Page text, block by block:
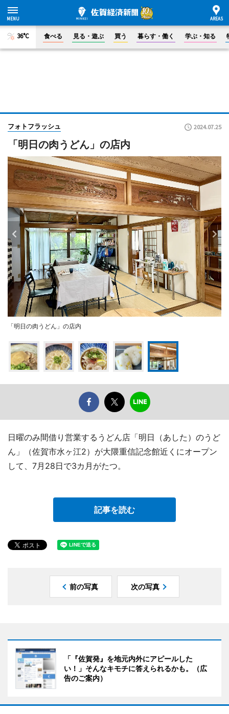
36°C 食べる 見る・遊ぶ 買う 暮らす・働く 学ぶ・知る
フォトフラッシュ 2024.07.25
「明日の肉うどん」の店内
「明日の肉うどん」の店内
日曜のみ間借り営業するうどん店「明日（あした）のうど
ん」（佐賀市水ヶ江2）が大隈重信記念館近くにオープン
して、7月28日で3カ月がたつ。
記事を読む
前の写真 次の写真
「『佐賀発』を地元内外にアピールした
い！」そんなキモチに答えられるかも。（広
告のご案内）